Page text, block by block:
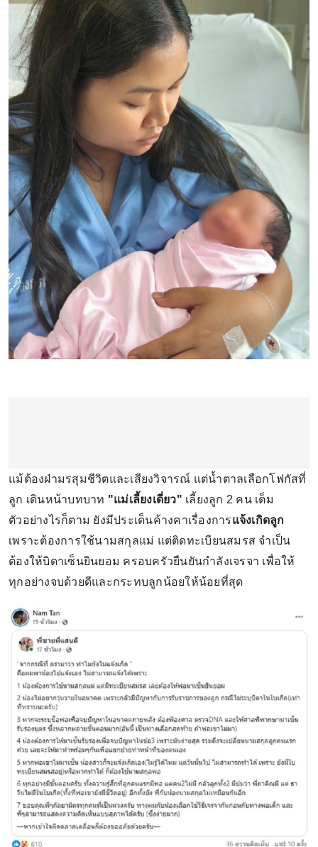
แม้ต้องฝ่ามรสุมชีวิตและเสียงวิจารณ์ แต่น้ำตาลเลือกโฟกัสที่
ลูก เดินหน้าบทบาท "แม่เลี้ยงเดี่ยว" เลี้ยงลูก 2 คน เต็ม
ตัวอย่างไรก็ตาม ยังมีประเด็นค้างคาเรื่องการแจ้งเกิดลูก
เพราะต้องการใช้นามสกุลแม่ แต่ติดทะเบียนสมรส จำเป็น
ต้องให้บิดาเซ็นยินยอม ครอบครัวยืนยันกำลังเจรจา เพื่อให้
ทุกอย่างจบด้วยดีและกระทบลูกน้อยให้น้อยที่สุด